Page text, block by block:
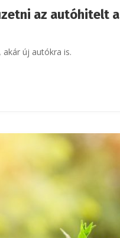
az autóhitelt a
új autókra is.